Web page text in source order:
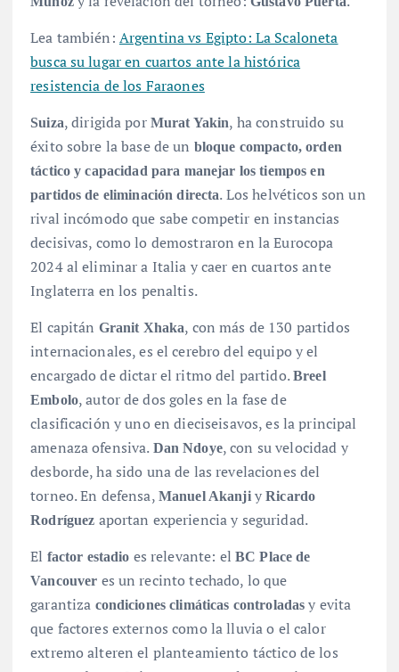
Lea también: Argentina vs Egipto: La Scaloneta
busca su lugar en cuartos ante la histórica
resistencia de los Faraones
Suiza, dirigida por Murat Yakin, ha construido su
éxito sobre la base de un bloque compacto, orden
táctico y capacidad para manejar los tiempos en
partidos de eliminación directa. Los helvéticos son un
rival incómodo que sabe competir en instancias
decisivas, como lo demostraron en la Eurocopa
2024 al eliminar a Italia y caer en cuartos ante
Inglaterra en los penaltis.
El capitán Granit Xhaka, con más de 130 partidos
internacionales, es el cerebro del equipo y el
encargado de dictar el ritmo del partido.Breel
Embolo, autor de dos goles en la fase de
clasificación y uno en dieciseisavos, es la principal
amenaza ofensiva. Dan Ndoye, con su velocidad y
desborde, ha sido una de las revelaciones del
torneo. En defensa, Manuel AkanjiyRicardo
Rodríguez aportan experiencia y seguridad.
El factor estadio es relevante: elBC Place de
Vancouver es un recinto techado, lo que
garantiza condiciones climáticas controladas y evita
que factores externos como la lluvia o el calor
extremo alteren el planteamiento táctico de los